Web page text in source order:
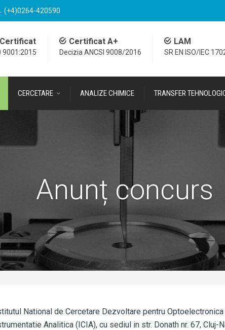
(+4)0264-420590
LAM
SR EN ISO/IEC
Certificat A+
Decizia ANCSI 9008/2016
Certificat
9001:2015
CERCETARE ANALIZE CHIMICE TRANSFER
Anunț concurs
National de Cercetare Dezvoltare pentru
Analitica (ICIA), cu sediul in str. Donath nr. 67,